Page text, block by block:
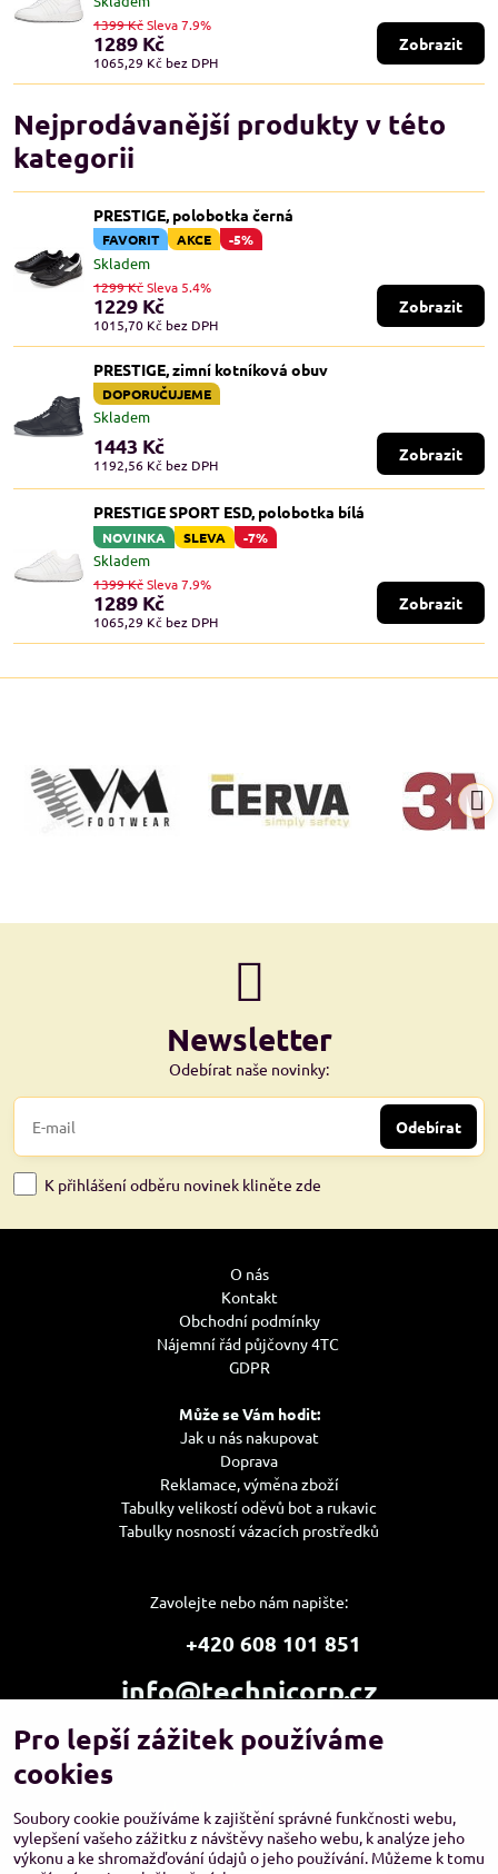
1289 Kč
1065,29 Kč bez DPH
1399 KčSleva 7.9%
Zobrazit
Nejprodávanější produkty v této
kategorii
PRESTIGE, polobotka černá
FAVORIT AKCE -5%
Skladem
1229 Kč
1015,70 Kč bez DPH
1299 KčSleva 5.4%
Zobrazit
PRESTIGE, zimní kotníková obuv
DOPORUČUJEME
Skladem
1443 Kč
1192,56 Kč bez DPH
Zobrazit
PRESTIGE SPORT ESD, polobotka bílá
NOVINKA SLEVA -7%
Skladem
1289 Kč
1065,29 Kč bez DPH
1399 KčSleva 7.9%
Zobrazit
Newsletter
Odebírat naše novinky:
Odebírat
K přihlášení odběru novinek kliněte zde
O nás
Kontakt
Obchodní podmínky
Nájemní řád půjčovny 4TC
GDPR
Může se Vám hodit:
Jak u nás nakupovat
Doprava
Reklamace, výměna zboží
Tabulky velikostí oděvů bot a rukavic
Tabulky nosností vázacích prostředků
Zavolejte nebo nám napište:
+420 608 101 851
info@technicorp.cz
Showroom a výdejní místo:
TECHNICORP ESHOP s.r.o.
Pro lepší zážitek používáme
cookies
Soubory cookie používáme k zajištění správné funkčnosti webu,
vylepšení vašeho zážitku z návštěvy našeho webu, k analýze jeho
výkonu a ke shromažďování údajů o jeho používání. Můžeme k tomu